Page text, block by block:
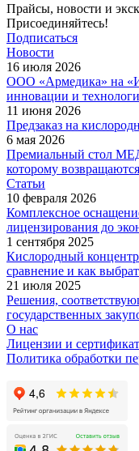
Прайсы, новости и
Присоединяйтесь!
Подписаться
Новости
16 июля 2026
ООО «Армедика» на
инновации и
11 июня 2026
Предзаказ на
6 мая 2026
Премиальный стол
которому
Статьи
10 февраля 2026
Комплексное
лицензирования до
1 сентября 2025
Кислородный
сравнение и как
21 июля 2025
Решения,
государственных
О нас
Лицензии и
Политика обработки